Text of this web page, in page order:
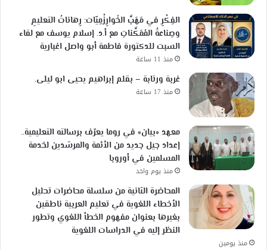
الفِكْرِ في مَهَبِّ الخَوارِزْمِيّات: رِهاناتُ التعليمِ
وصِناعةُ المُمَكِّناتِ مع أ.د. إسلام يوسف مع لقاء
السبت للدكتورة فاطمة أبو واصل اغبارية
منذ 11 ساعة
غربة ورتابة – بقلم إبراهيم يحيى ابو ليلى.
منذ 17 ساعة
معهد «بيان» في روما يعرّف برسالته التعليمية..
إعداد جيل جديد من الأئمة والمرشدين لخدمة
المسلمين في أوروبا
منذ يوم واحد
المحاضرة الثانية من سلسلة محاضرات تحليل
الأخطاء اللغوية في تعليم العربية ناطقين
بغيرها بعنوان مفهوم الخطأ اللغوي وتطور
النظر إليه في الدراسات اللغوية
منذ يومين